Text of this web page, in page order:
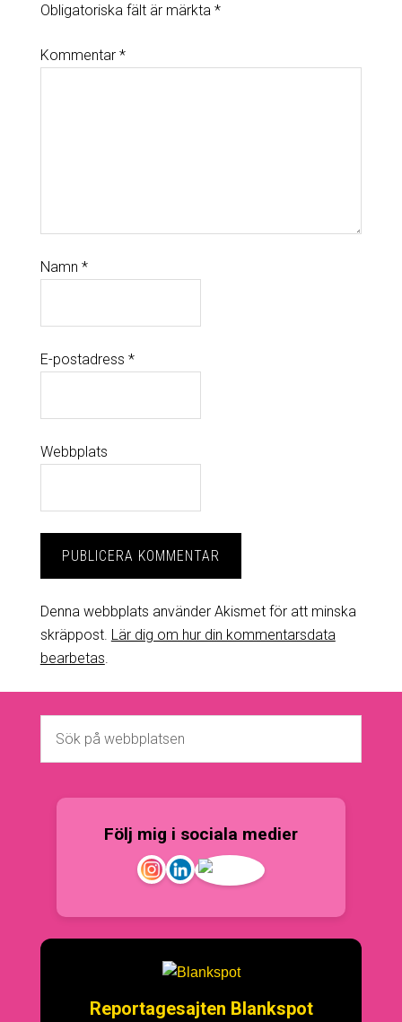
Obligatoriska fält är märkta *
Kommentar *
Namn *
E-postadress *
Webbplats
Denna webbplats använder Akismet för att minska
skräppost. Lär dig om hur din kommentarsdata
bearbetas
Följ mig i sociala medier
Reportagesajten Blankspot